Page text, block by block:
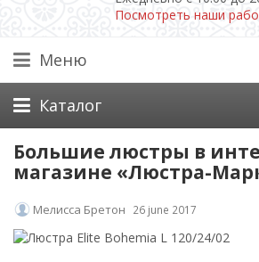
Посмотреть наши
Меню
Каталог
Большие люстры в
магазине «Люстра-
Мелисса Бретон 26 june 2017